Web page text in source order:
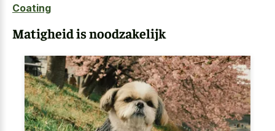
Coating
Matigheid is noodzakelijk